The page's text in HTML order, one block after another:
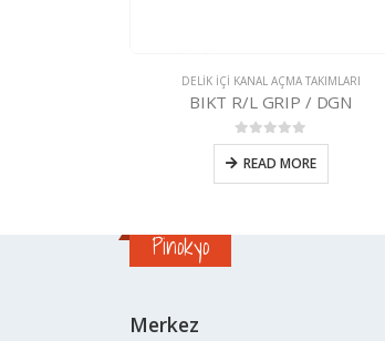
DELIK IÇI KANAL AÇMA TAKIMLARI
BIKT KRLY NFTG08-11-14
05 üzerinden
READ MORE
Pinokyo
Merkez